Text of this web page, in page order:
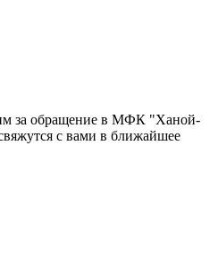
за обращение в МФК "Ханой-
с вами в ближайшее